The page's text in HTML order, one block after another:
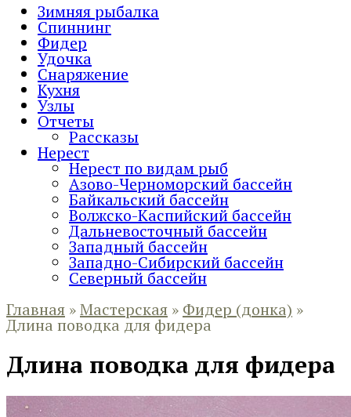
Зимняя рыбалка
Спиннинг
Фидер
Удочка
Снаряжение
Кухня
Узлы
Отчеты
Рассказы
Нерест
Нерест по видам рыб
Азово-Черноморский бассейн
Байкальский бассейн
Волжско-Каспийский бассейн
Дальневосточный бассейн
Западный бассейн
Западно-Сибирский бассейн
Северный бассейн
Главная »Мастерская » Фидер (донка) »
Длина поводка для фидера
Длина поводка для фидера